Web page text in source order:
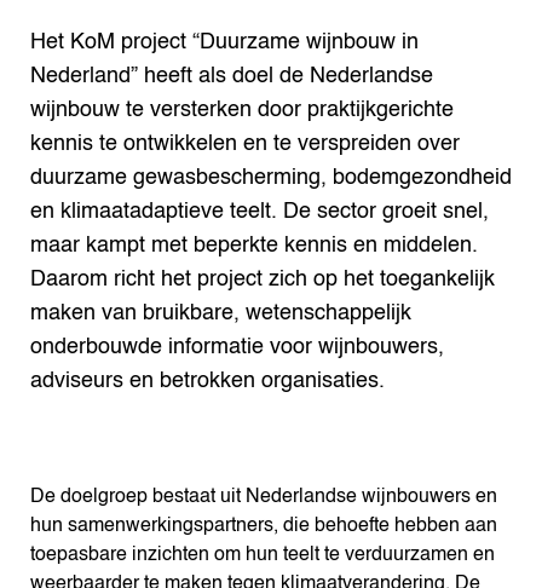
Het KoM project “Duurzame wijnbouw in
Nederland” heeft als doel de Nederlandse
wijnbouw te versterken door praktijkgerichte
kennis te ontwikkelen en te verspreiden over
duurzame gewasbescherming, bodemgezondheid
en klimaatadaptieve teelt. De sector groeit snel,
maar kampt met beperkte kennis en middelen.
Daarom richt het project zich op het toegankelijk
maken van bruikbare, wetenschappelijk
onderbouwde informatie voor wijnbouwers,
adviseurs en betrokken organisaties.
De doelgroep bestaat uit Nederlandse wijnbouwers en
hun samenwerkingspartners, die behoefte hebben aan
toepasbare inzichten om hun teelt te verduurzamen en
weerbaarder te maken tegen klimaatverandering. De